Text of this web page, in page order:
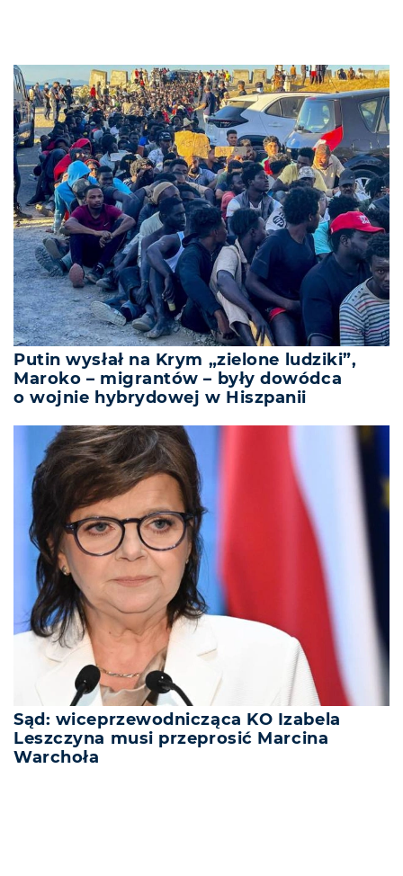
Putin wysłał na Krym „zielone ludziki”,
Maroko – migrantów – były dowódca
o wojnie hybrydowej w Hiszpanii
Sąd: wiceprzewodnicząca KO Izabela
Leszczyna musi przeprosić Marcina
Warchoła